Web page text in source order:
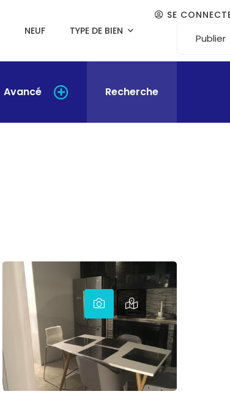
NEUF TYPE DE BIEN
SE
Publier
Avancé Recherche